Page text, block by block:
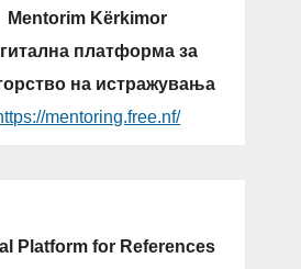
Mentorim Kërkimor
платформа за
на истражувања
mentoring.free.nf/
Platform for References